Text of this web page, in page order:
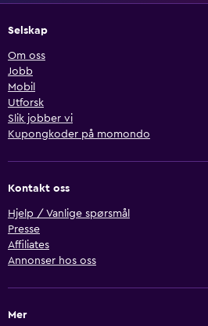
Selskap
Om oss
Jobb
Mobil
Utforsk
Slik jobber vi
Kupongkoder på momondo
Kontakt oss
Hjelp / Vanlige spørsmål
Presse
Affiliates
Annonser hos oss
Mer